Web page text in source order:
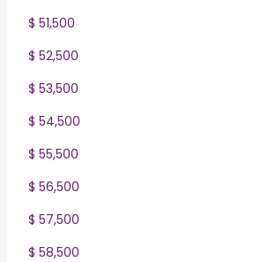
$ 51,500
$ 52,500
$ 53,500
$ 54,500
$ 55,500
$ 56,500
$ 57,500
$ 58,500